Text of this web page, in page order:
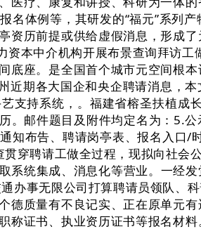
体例等，其研发的“福元”系列
历前提或供给虚假消息，形成
本中介机构开展布景查询拜访
座。是全国首个城市元空间根
期各大国企和央企聘请消息，
支持系统，。福建省榕圣扶植
邮件题目及附件均定名为：5.
布告、聘请岗亭表、报名入口/
穿聘请工做全过程，现拟向社会
统集成、消息化等营业。一经
事无限公司打算聘请员领队、
质量有不良记实、正在原单元
证书、执业资历证书等报名材